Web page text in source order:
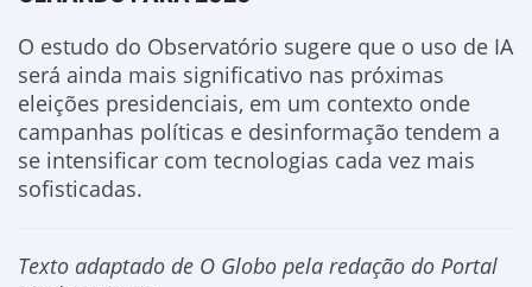
O estudo do Observatório sugere que o uso de IA
será ainda mais significativo nas próximas
eleições presidenciais, em um contexto onde
campanhas políticas e desinformação tendem a
se intensificar com tecnologias cada vez mais
sofisticadas.
Texto adaptado de O Globo pela redação do Portal